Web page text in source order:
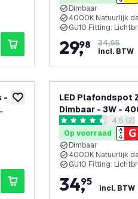
Dimbaar
4000K Natuurlijk
GU10 Fitting:
29,
98
34,95
incl. BTW
toevoegen aan verlanglijst
-
LED
Dimbaar - 3W -
Kantelbaarreviews
4.5 score sterren4.5 (2)
Op voorraad
Dimbaar
4000K Natuurlijk
GU10 Fitting:
34,
95
incl. BTW